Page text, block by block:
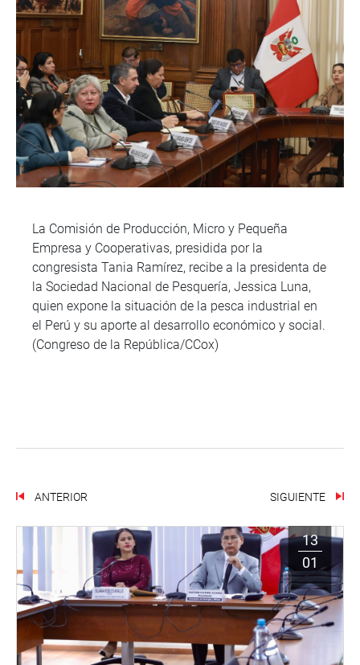
La Comisión de Producción, Micro y Pequeña
Empresa y Cooperativas, presidida por la
congresista Tania Ramírez, recibe a la presidenta de
la Sociedad Nacional de Pesquería, Jessica Luna,
quien expone la situación de la pesca industrial en
el Perú y su aporte al desarrollo económico y social.
(Congreso de la República/CCox)
ANTERIOR SIGUIENTE
13
01